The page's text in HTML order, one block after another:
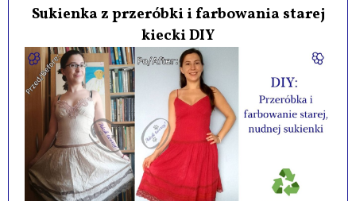
Sukienka z przeróbki i farbowania starej
kiecki DIY